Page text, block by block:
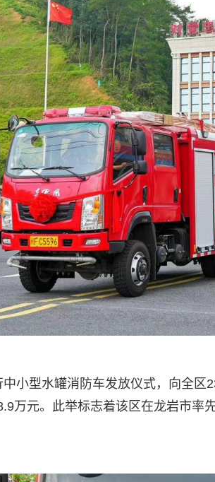
小型水罐消防车发放仪式，向全
万元。此举标志着该区在龙岩市率